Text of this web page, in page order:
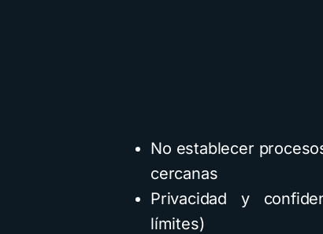
No establecer
cercanas
Privacidad y
límites)